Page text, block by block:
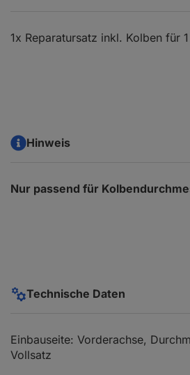
1x Reparatursatz inkl. Kolben für
Hinweis
Nur passend für
Technische Daten
Einbauseite: Vorderachse,
Vollsatz